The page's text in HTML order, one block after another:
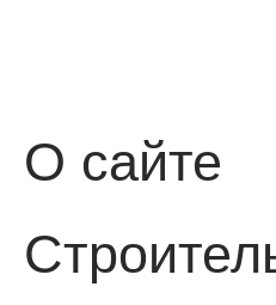
О сайте